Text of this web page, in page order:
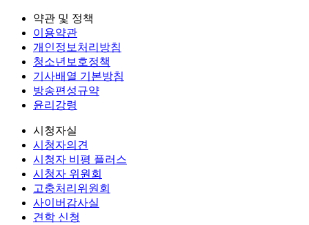
약관 및 정책
이용약관
개인정보처리방침
청소년보호정책
기사배열 기본방침
방송편성규약
윤리강령
시청자실
시청자의견
시청자 비평 플러스
시청자 위원회
고충처리위원회
사이버감사실
견학 신청